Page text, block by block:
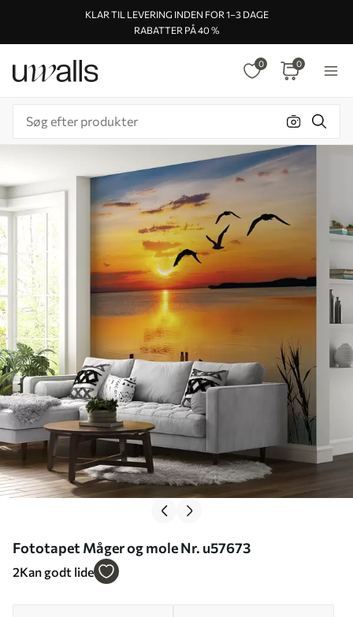
KLAR TIL LEVERING INDEN FOR 1–3 DAGE
RABATTER PÅ 40 %
0 0
Fototapet Måger og mole Nr. u57673
2Kan godt lide